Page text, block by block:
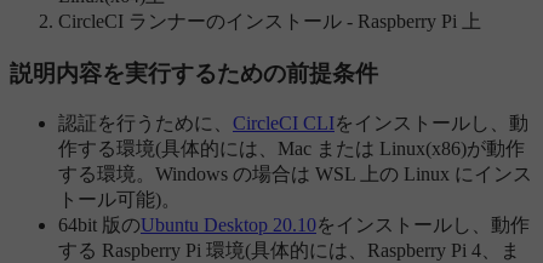
CircleCI ランナーのインストール - Raspberry Pi 上
説明内容を実行するための前提条件
認証を行うために、 CircleCI CLIをインストールし、動
作する環境(具体的には、Mac または Linux(x86)が動作
する環境。Windows の場合は WSL 上の Linux にインス
トール可能)。
64bit 版のUbuntu Desktop 20.10をインストールし、動作
する Raspberry Pi 環境(具体的には、Raspberry Pi 4、ま